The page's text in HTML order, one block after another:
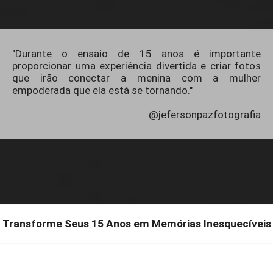
"Durante o ensaio de 15 anos é importante
proporcionar uma experiência divertida e criar fotos
que irão conectar a menina com a mulher
empoderada que ela está se tornando."
@jefersonpazfotografia
Transforme Seus 15 Anos em Memórias Inesquecíveis